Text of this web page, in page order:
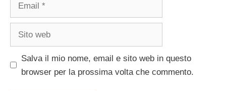
Sito
Salva il mio nome, email e sito web in questo
browser per la prossima volta che commento.